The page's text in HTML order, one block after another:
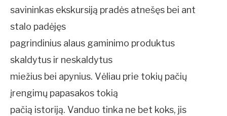
savininkas ekskursiją pradės atnešęs bei ant
stalo padėjęs
pagrindinius alaus gaminimo produktus 
skaldytus ir neskaldytus
miežius bei apynius. Vėliau prie tokių pačių
įrengimų papasakos tokią
pačią istoriją. Vanduo tinka ne bet koks, jis